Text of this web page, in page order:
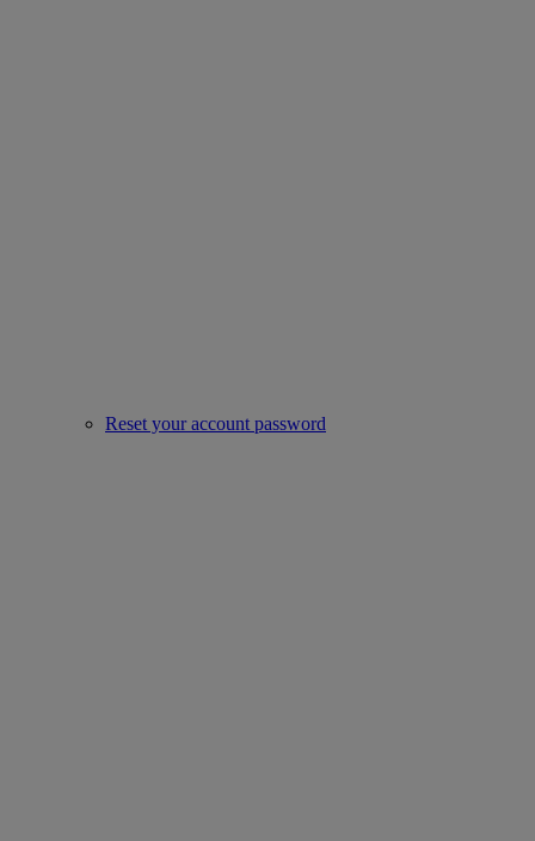
Reset your account password